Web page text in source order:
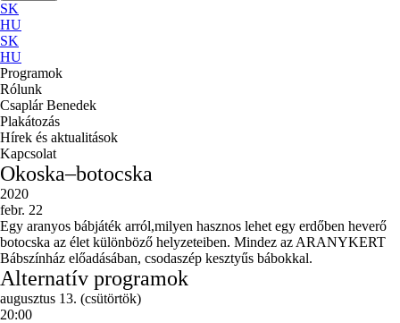
SK
HU
SK
HU
Programok
Rólunk
Csaplár Benedek
Plakátozás
Hírek és aktualitások
Kapcsolat
Okoska–botocska
2020
febr. 22
Egy aranyos bábjáték arról,milyen hasznos lehet egy erdőben heverő
botocska az élet különböző helyzeteiben. Mindez az ARANYKERT
Bábszínház előadásában, csodaszép kesztyűs bábokkal.
Alternatív programok
augusztus 13. (csütörtök)
20:00